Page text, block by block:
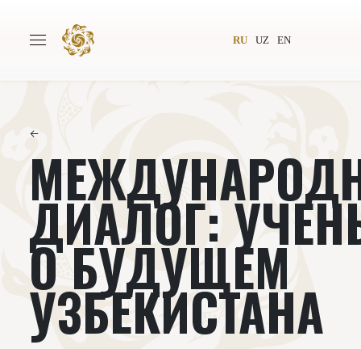
RU UZ EN
Авторы Всемирное общество
Издательство Новости
Проекты
Книги Видеолекторий
←
ДИАЛОГ:
О БУДУЩЕМ
УЗБЕКИСТАНА